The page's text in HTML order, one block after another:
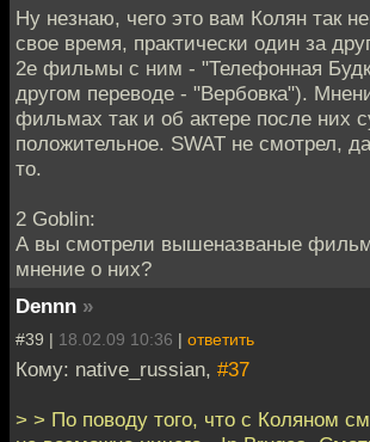
Ну незнаю, чего это вам Колян так
свое время, практически один за
2е фильмы с ним - "Телефонная
другом переводе - "Вербовка").
фильмах так и об актере после них
положительное. SWAT не смотрел,
то.
2 Goblin:
А вы смотрели вышеназваные
мнение о них?
Dennn »
#39 | 18.02.09 10:36 | ответить
Кому: native_russian, #37
> > По поводу того, что с Коляном